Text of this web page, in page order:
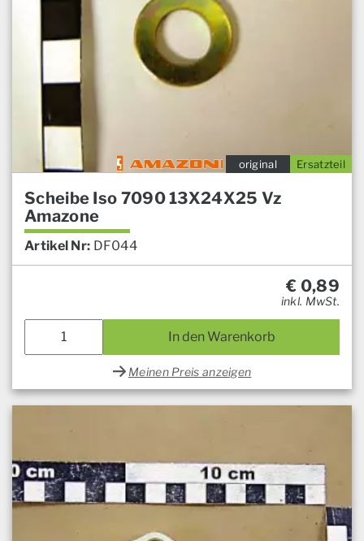
Ersatzteil
original
Scheibe Iso 7090 13X24X25 Vz
Amazone
Artikel Nr: DF044
€ 0,89
inkl. MwSt.
In den Warenkorb
Meinen Preis anzeigen